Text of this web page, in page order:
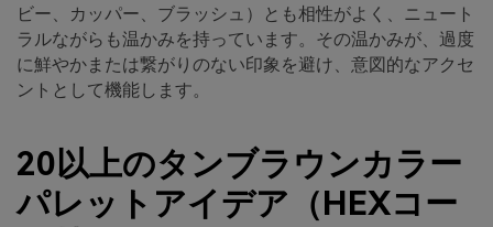
ビー、カッパー、ブラッシュ）とも相性がよく、ニュート
ラルながらも温かみを持っています。その温かみが、過度
に鮮やかまたは繋がりのない印象を避け、意図的なアクセ
ントとして機能します。
20以上のタンブラウンカラー
パレットアイデア（HEXコー